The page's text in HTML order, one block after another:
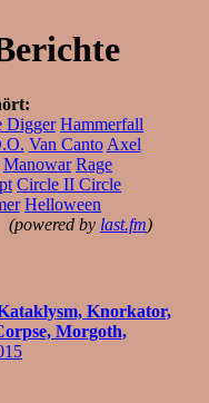
Digger Hammerfall
Van Canto Axel
Manowar Rage
Circle II Circle
Helloween
(powered by last.fm)
Knorkator,
Morgoth,